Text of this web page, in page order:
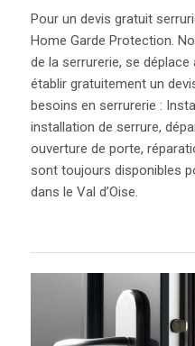
Pour un devis gratuit
Home Garde Protection.
de la serrurerie, se
établir gratuitement un
besoins en serrurerie :
installation de serrure,
ouverture de porte,
sont toujours disponibles
dans le Val d’Oise.